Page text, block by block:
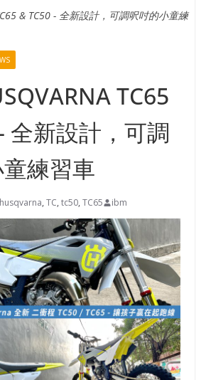
& TC50 - 全新設計，可調呎吋的小童練
TC65
全新設計，可調
練習車
husqvarna, TC, tc50, TC65 ibm